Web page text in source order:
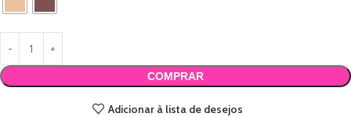
COMPRAR
Adicionar à lista de desejos